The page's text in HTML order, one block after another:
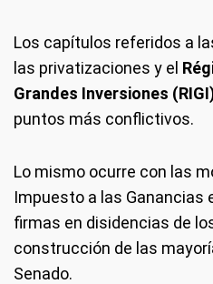
Los capítulos referidos a
las privatizaciones y el
Grandes Inversiones
puntos más conflictivos.
Lo mismo ocurre con las
Impuesto a las Ganancias
firmas en disidencias de
construcción de las
Senado.